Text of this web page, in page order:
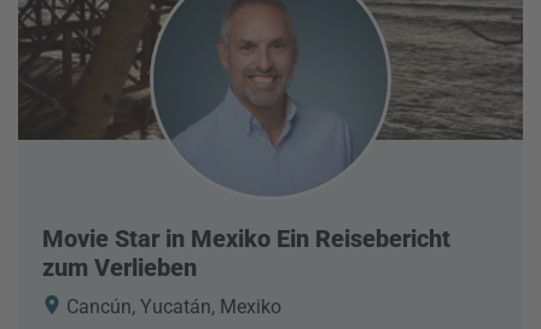
Movie Star in Mexiko Ein Reisebericht
zum Verlieben
Cancún, Yucatán, Mexiko